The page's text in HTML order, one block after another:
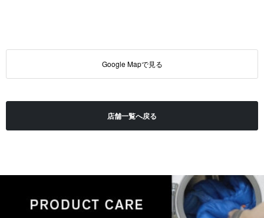
Google Mapで見る
店舗一覧へ戻る